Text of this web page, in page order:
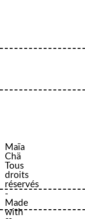
Maïa
Chä
Tous
droits
réservés
-
Made
with